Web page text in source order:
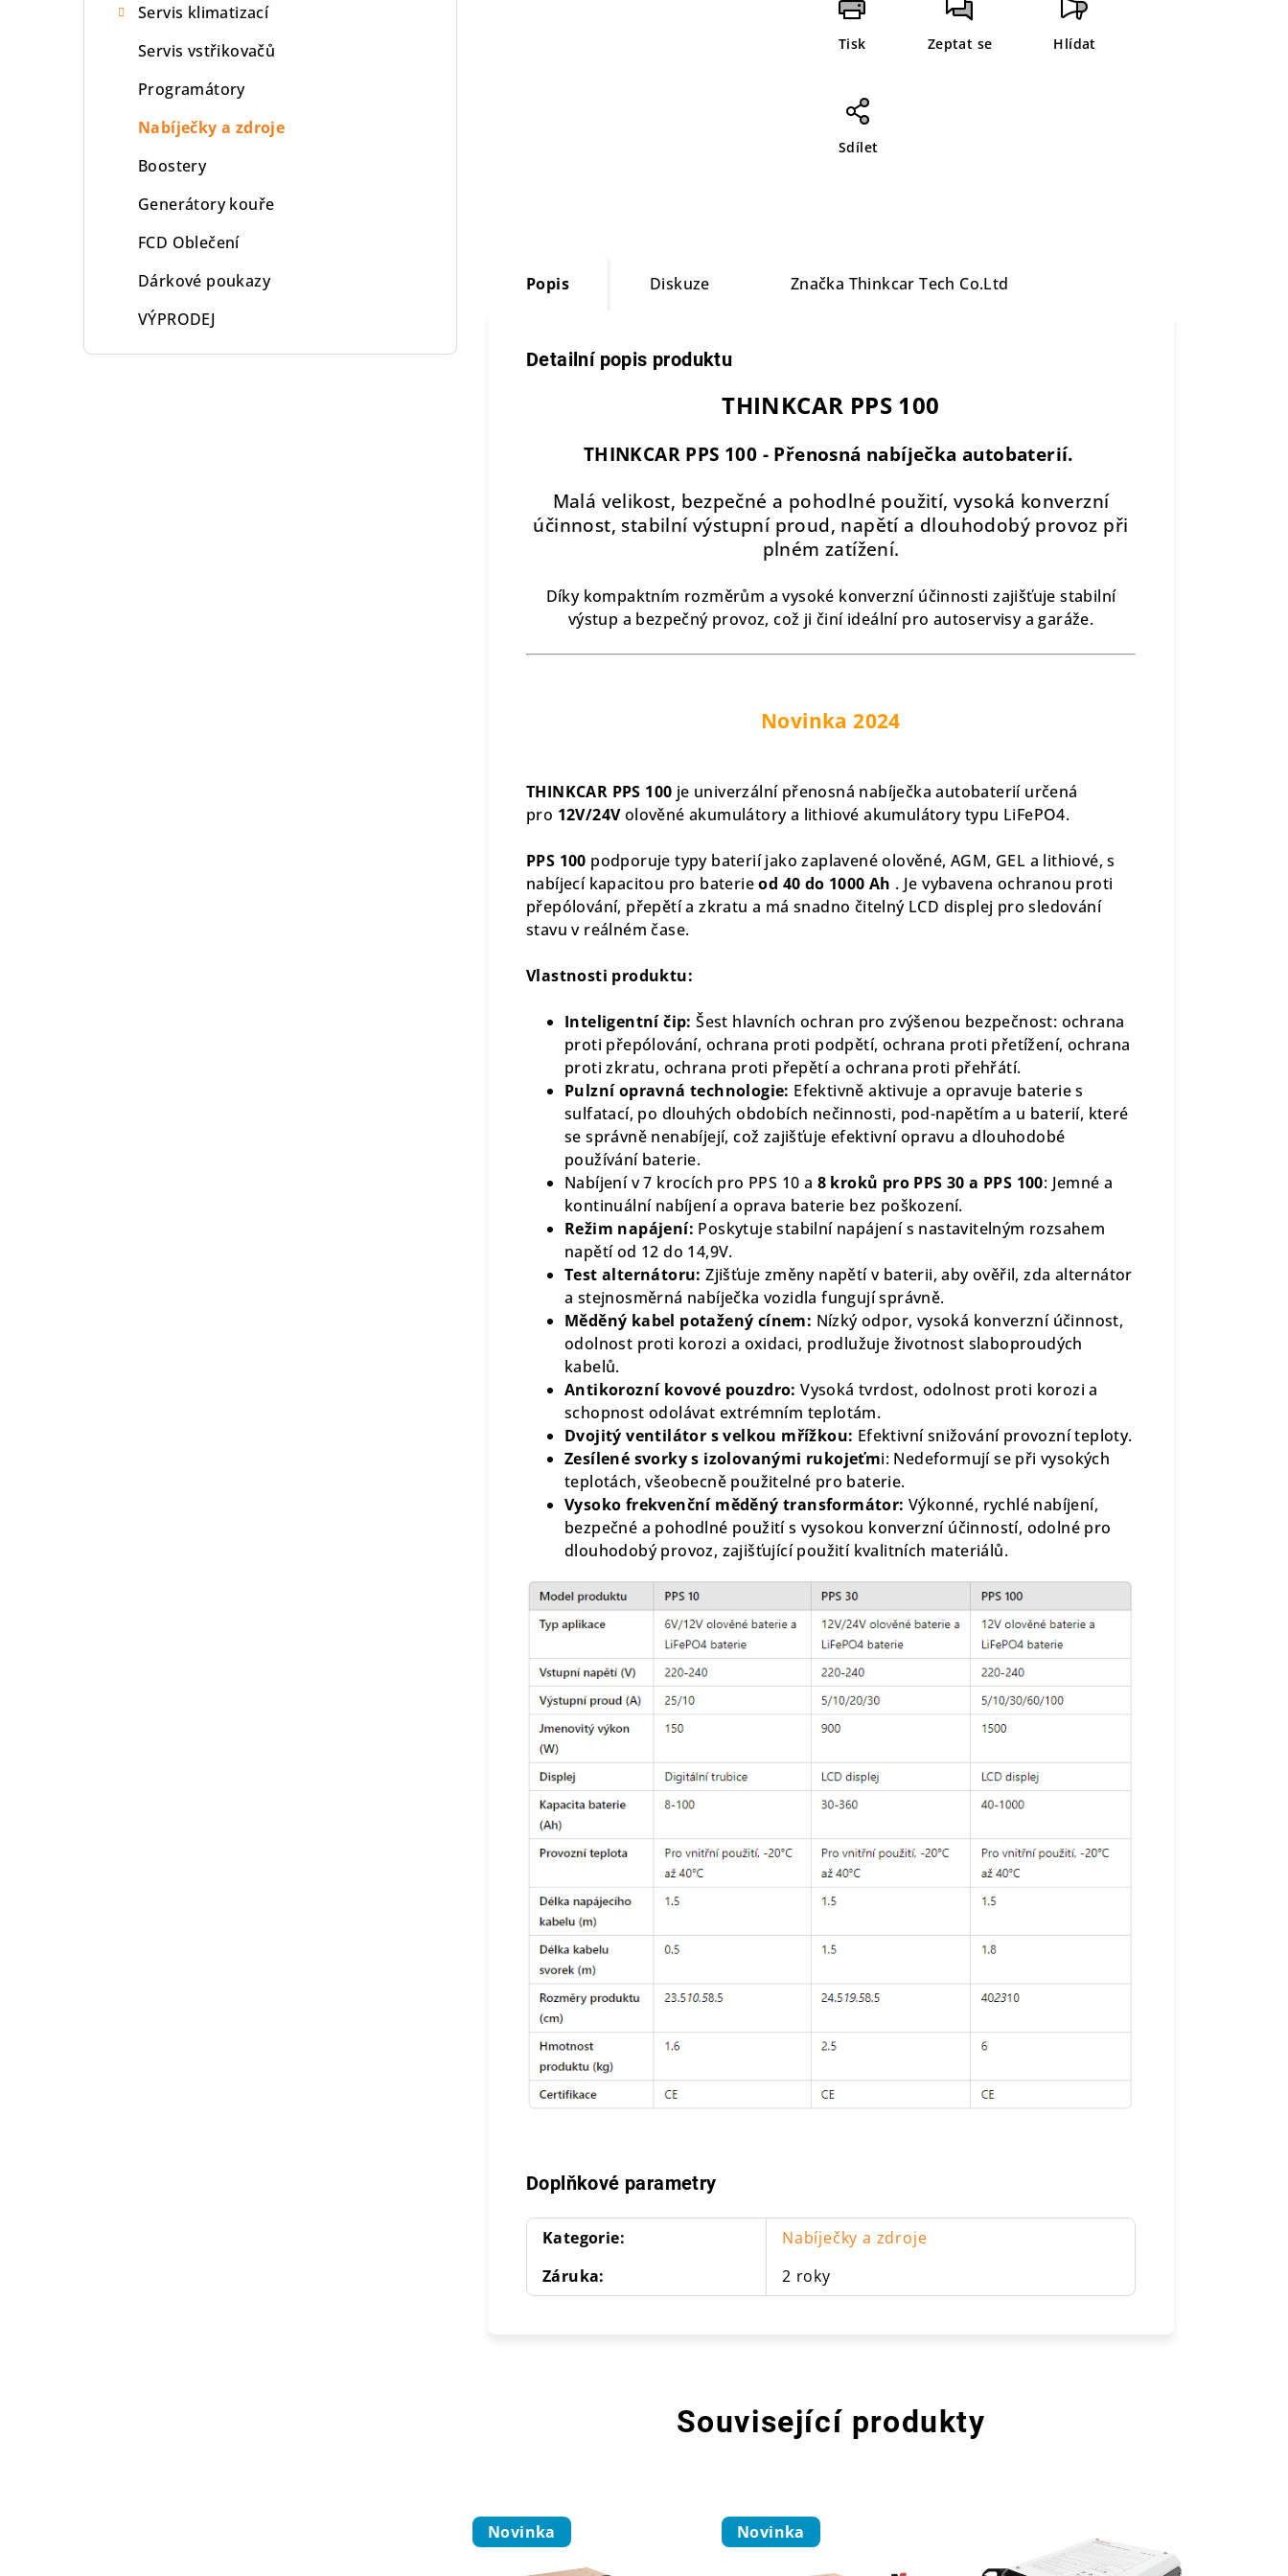
Servis klimatizací
Servis vstřikovačů
Programátory
Nabíječky a zdroje
Boostery
Generátory kouře
FCD Oblečení
Dárkové poukazy
VÝPRODEJ
Tisk Zeptat se Hlídat
Sdílet
Popis Diskuze Značka Thinkcar Tech Co.Ltd
Detailní popis produktu
THINKCAR PPS 100
THINKCAR PPS 100 - Přenosná nabíječka autobaterií.
Malá velikost, bezpečné a pohodlné použití, vysoká konverzní
účinnost, stabilní výstupní proud, napětí a dlouhodobý provoz při
plném zatížení.
Díky kompaktním rozměrům a vysoké konverzní účinnosti zajišťuje stabilní
výstup a bezpečný provoz, což ji činí ideální pro autoservisy a garáže.
Novinka 2024
THINKCAR PPS 100 je univerzální přenosná nabíječka autobaterií určená
pro 12V/24V olověné akumulátory a lithiové akumulátory typu LiFePO4.
PPS 100 podporuje typy baterií jako zaplavené olověné, AGM, GEL a lithiové, s
nabíjecí kapacitou pro baterie od 40 do 1000 Ah . Je vybavena ochranou proti
přepólování, přepětí a zkratu a má snadno čitelný LCD displej pro sledování
stavu v reálném čase.
Vlastnosti produktu:
Inteligentní čip:Šest hlavních ochran pro zvýšenou bezpečnost: ochrana
proti přepólování, ochrana proti podpětí, ochrana proti přetížení, ochrana
proti zkratu, ochrana proti přepětí a ochrana proti přehřátí.
Pulzní opravná technologie: Efektivně aktivuje a opravuje baterie s
sulfatací, po dlouhých obdobích nečinnosti, pod-napětím a u baterií, které
se správně nenabíjejí, což zajišťuje efektivní opravu a dlouhodobé
používání baterie.
Nabíjení v 7 krocích pro PPS 10 a 8 kroků pro PPS 30 a PPS 100: Jemné a
kontinuální nabíjení a oprava baterie bez poškození.
Režim napájení: Poskytuje stabilní napájení s nastavitelným rozsahem
napětí od 12 do 14,9V.
Test alternátoru: Zjišťuje změny napětí v baterii, aby ověřil, zda alternátor
a stejnosměrná nabíječka vozidla fungují správně.
Měděný kabel potažený cínem: Nízký odpor, vysoká konverzní účinnost,
odolnost proti korozi a oxidaci, prodlužuje životnost slaboproudých
kabelů.
Antikorozní kovové pouzdro: Vysoká tvrdost, odolnost proti korozi a
schopnost odolávat extrémním teplotám.
Dvojitý ventilátor s velkou mřížkou: Efektivní snižování provozní teploty.
Zesílené svorky s izolovanými rukojeťmi: Nedeformují se při vysokých
teplotách, všeobecně použitelné pro baterie.
Vysoko frekvenční měděný transformátor: Výkonné, rychlé nabíjení,
bezpečné a pohodlné použití s vysokou konverzní účinností, odolné pro
dlouhodobý provoz, zajišťující použití kvalitních materiálů.
Doplňkové parametry
Kategorie:
Nabíječky a zdroje
Záruka: 2 roky
Související produkty
Novinka Novinka